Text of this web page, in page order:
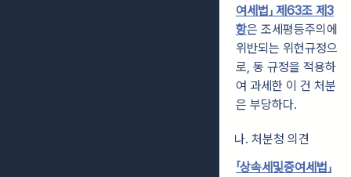
여세법」 제63조 제3
항은 조세평등주의에
위반되는 위헌규정으
로, 동 규정을 적용하
여 과세한 이 건 처분
은 부당하다.
나. 처분청 의견
「상속세및증여세법」